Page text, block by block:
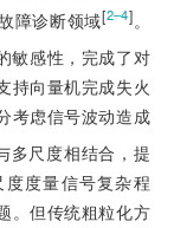
障诊断领域[2–4]。
敏感性，完成了对
持向量机完成失火
考虑信号波动造成
多尺度相结合，提
度量信号复杂程
。但传统粗粒化方